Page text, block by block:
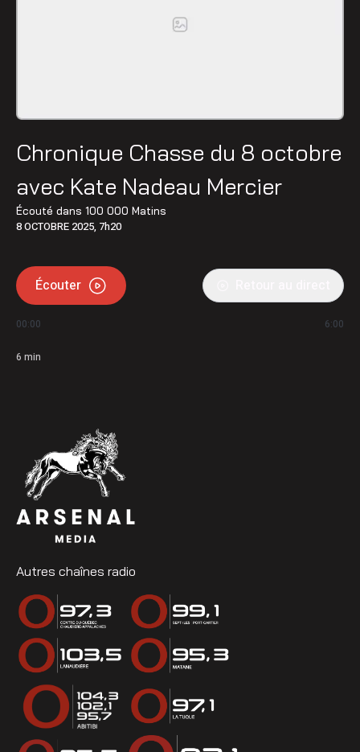
Chronique Chasse du 8 octobre
avec Kate Nadeau Mercier
Écouté dans 100 000 Matins
8 OCTOBRE 2025, 7h20
Écouter
00:00 6:00
6 min
Autres chaînes radio